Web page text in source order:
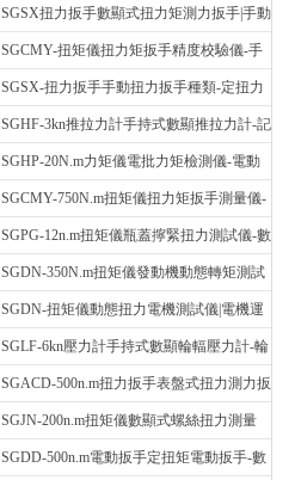
SGSX扭力扳手數顯式扭力矩測力扳手|手動
定扭矩檢測扳手
SGCMY-扭矩儀扭力矩扳手精度校驗儀-手
動扳子扭矩校準儀
SGSX-扭力扳手手動扭力扳手種類-定扭力
矩檢測扳手價格
SGHF-3kn推拉力計手持式數顯推拉力計-記
憶數據拉壓力測力計
SGHP-20N.m力矩儀電批力矩檢測儀-電動
螺絲批扭力矩測試儀
SGCMY-750N.m扭矩儀扭力矩扳手測量儀-
校準扳手扭力精度測試儀
SGPG-12n.m扭矩儀瓶蓋擰緊扭力測試儀-數
顯式瓶蓋扭力矩儀
SGDN-350N.m扭矩儀發動機動態轉矩測試
儀-動態電機扭矩測量儀
SGDN-扭矩儀動態扭力電機測試儀|電機運
轉摩擦力扭矩儀
SGLF-6kn壓力計手持式數顯輪輻壓力計-輪
輻稱重壓力測力計
SGACD-500n.m扭力扳手表盤式扭力測力扳
手-表盤扭力矩檢測扳手
SGJN-200n.m扭矩儀數顯式螺絲扭力測量
儀-螺栓扭力矩測試儀
SGDD-500n.m電動扳手定扭矩電動扳手-數